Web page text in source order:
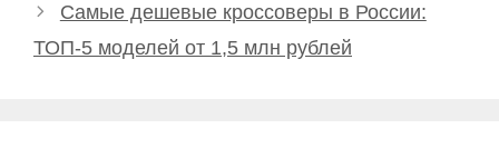
Самые дешевые кроссоверы в России:
ТОП-5 моделей от 1,5 млн рублей